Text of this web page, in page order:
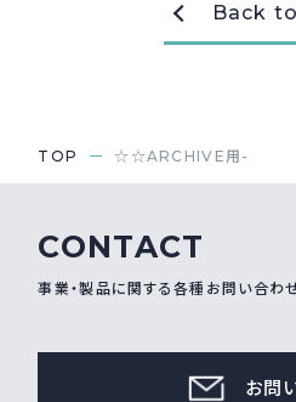
Back
TOP ☆☆ARCHIVE用-
CONTACT
事業・製品に関する各種お問い合わ
お問